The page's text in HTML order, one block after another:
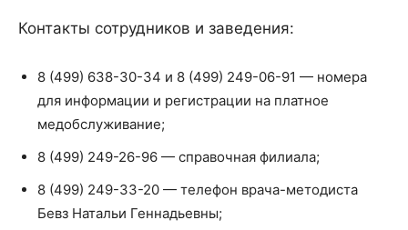
Контакты сотрудников и заведения:
8 (499) 638-30-34 и 8 (499) 249-06-91 — номера
для информации и регистрации на платное
медобслуживание;
8 (499) 249-26-96 — справочная филиала;
8 (499) 249-33-20 — телефон врача-методиста
Бевз Натальи Геннадьевны;